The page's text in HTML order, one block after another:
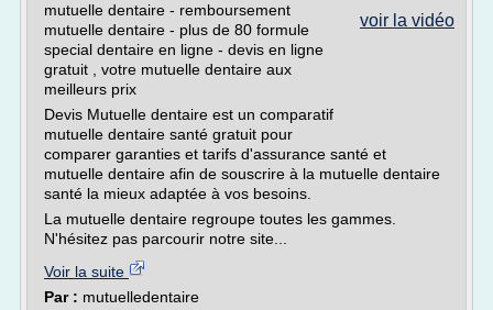
voir la vidéo
mutuelle dentaire - remboursement
mutuelle dentaire - plus de 80 formule
special dentaire en ligne - devis en ligne
gratuit , votre mutuelle dentaire aux
meilleurs prix
Devis Mutuelle dentaire est un comparatif
mutuelle dentaire santé gratuit pour
comparer garanties et tarifs d'assurance santé et
mutuelle dentaire afin de souscrire à la mutuelle dentaire
santé la mieux adaptée à vos besoins.
La mutuelle dentaire regroupe toutes les gammes.
N'hésitez pas parcourir notre site...
Voir la suite
Par : mutuelledentaire